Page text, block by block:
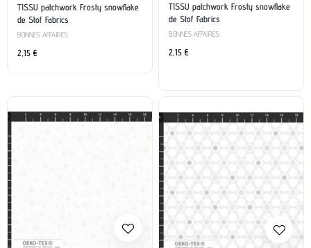
TISSU patchwork Frosty snowflake
de Stof Fabrics
BONNES AFFAIRES
2,15 €
TISSU patchwork Frosty snowflake
de Stof Fabrics
BONNES AFFAIRES
2,15 €